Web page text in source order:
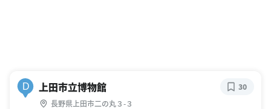
D 上田市立博物館
長野県上田市二の丸３-３
30